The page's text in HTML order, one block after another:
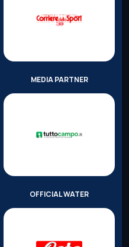
MEDIA PARTNER
OFFICIAL WATER